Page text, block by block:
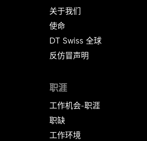
关于我们
使命
DT Swiss 全球
反仿冒声明
职涯
工作机会-职涯
职缺
工作环境